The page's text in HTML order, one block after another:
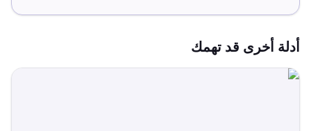
أدلة أخرى قد تهمك